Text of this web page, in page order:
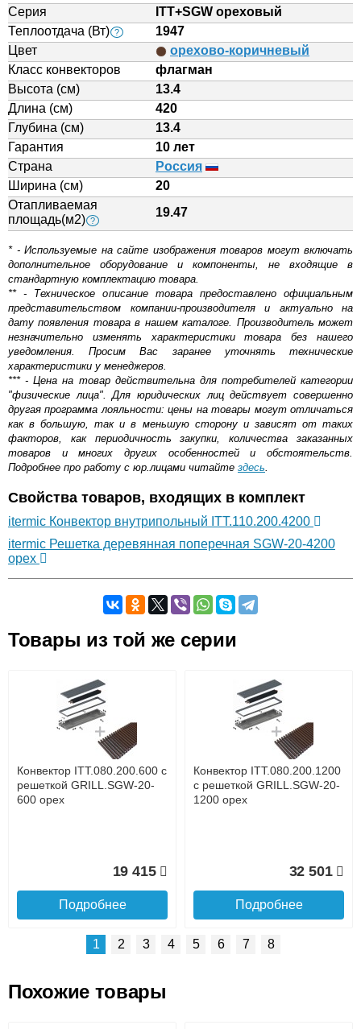
Серия
ITT+SGW ореховый
Теплоотдача (Вт) ?
1947
Цвет
орехово-коричневый
Класс конвекторов
флагман
Высота (см)
13.4
Длина (см)
420
Глубина (см)
13.4
Гарантия
10 лет
Страна
Россия
Ширина (см)
20
Отапливаемая
площадь(м2) ?
19.47
* - Используемые на сайте изображения товаров могут включать
дополнительное оборудование и компоненты, не входящие в
стандартную комплектацию товара.
** - Техническое описание товара предоставлено официальным
представительством компании-производителя и актуально на
дату появления товара в нашем каталоге. Производитель может
незначительно изменять характеристики товара без нашего
уведомления. Просим Вас заранее уточнять технические
характеристики у менеджеров.
*** - Цена на товар действительна для потребителей категории
"физические лица". Для юридических лиц действует совершенно
другая программа лояльности: цены на товары могут отличаться
как в большую, так и в меньшую сторону и зависят от таких
факторов, как периодичность закупки, количества заказанных
товаров и многих других особенностей и обстоятельств.
Подробнее про работу с юр.лицами читайте здесь.
Свойства товаров, входящих в комплект
itermic Конвектор внутрипольный ITT.110.200.4200
itermic Решетка деревянная поперечная SGW-20-4200
орех
Оставьте отзыв
Доставка сантехники по Москве и Московской области
Наличный расчёт
Банковской картой на сайте в режиме реального
времени
Банковской картой при получении товара как при
доставке, так и самовывозом
Интернет-деньгами (Yandex-деньги, Web-money,
Qiwi-кошельки и другие).
Безналичный расчёт (возможно и с НДС)
Товары из той же серии
Конвектор ITT.080.200.600 с
решеткой GRILL.SGW-20-
600 орех
19 415
Подробнее
Конвектор ITT.080.200.1200
с решеткой GRILL.SGW-20-
1200 орех
32 501
Подробнее
1 2 3 4 5 6 7 8
Похожие товары